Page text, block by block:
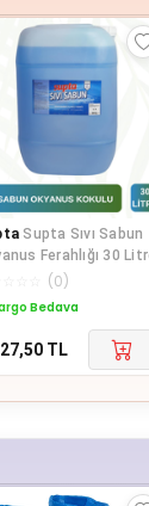
Supta Sıvı Sabun
Ferahlığı 30
(0)
Bedava
TL